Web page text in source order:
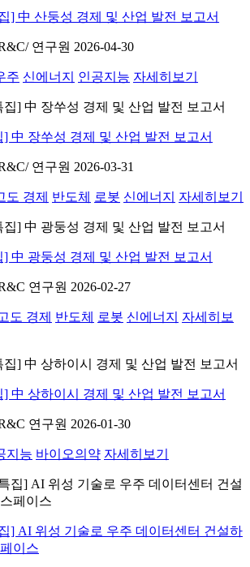
] 中 산둥성 경제 및 산업 발전 보고서
연구원 2026-04-30
주 신에너지 인공지능 자세히보기
中 장쑤성 경제 및 산업 발전 보고서
연구원 2026-03-31
도 경제 반도체 로봇 신에너지 자세히보기
中 광둥성 경제 및 산업 발전 보고서
연구원 2026-02-27
도 경제 반도체 로봇 신에너지
자세히보
] 中 상하이시 경제 및 산업 발전 보고서
연구원 2026-01-30
지능 바이오의약 자세히보기
] AI 위성 기술로 우주 데이터센터 건설하
이스